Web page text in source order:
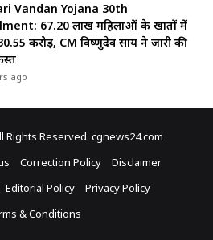
Vandan Yojana 30th
67.20 लाख महिलाओं के खातों में
करोड़, CM विष्णुदेव साय ने जारी की
ago
Rights Reserved. cgnews24.com
Correction Policy
Disclaimer
Editorial Policy
Privacy Policy
& Conditions